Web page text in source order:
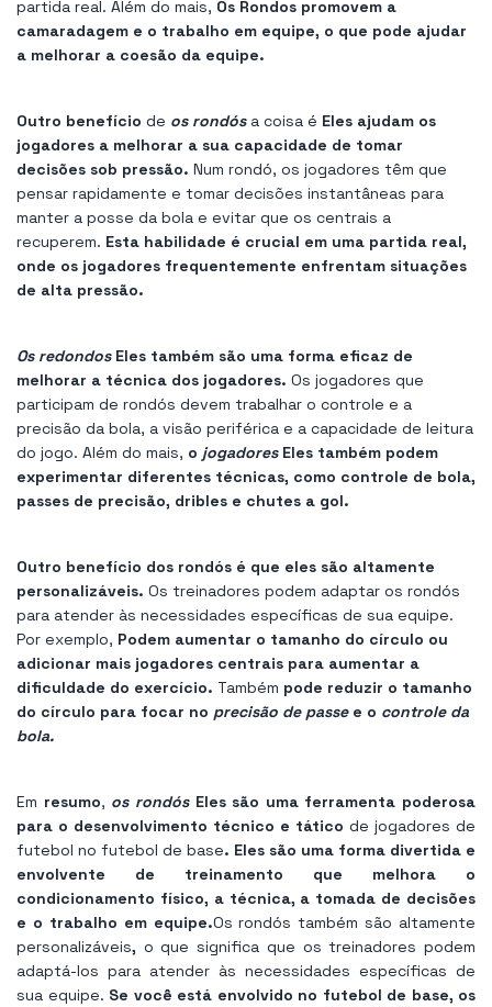
partida real. Além do mais, Os Rondos promovem a
camaradagem e o trabalho em equipe, o que pode ajudar
a melhorar a coesão da equipe.
Outro benefício de os rondósa coisa é Eles ajudam os
jogadores a melhorar a sua capacidade de tomar
decisões sob pressão. Num rondó, os jogadores têm que
pensar rapidamente e tomar decisões instantâneas para
manter a posse da bola e evitar que os centrais a
recuperem. Esta habilidade é crucial em uma partida real,
onde os jogadores frequentemente enfrentam situações
de alta pressão.
Os redondosEles também são uma forma eficaz de
melhorar a técnica dos jogadores. Os jogadores que
participam de rondós devem trabalhar o controle e a
precisão da bola, a visão periférica e a capacidade de leitura
do jogo. Além do mais, o jogadoresEles também podem
experimentar diferentes técnicas, como controle de bola,
passes de precisão, dribles e chutes a gol.
Outro benefício dos rondós é que eles são altamente
personalizáveis. Os treinadores podem adaptar os rondós
para atender às necessidades específicas de sua equipe.
Por exemplo, Podem aumentar o tamanho do círculo ou
adicionar mais jogadores centrais para aumentar a
dificuldade do exercício. Também pode reduzir o tamanho
do círculo para focar no precisão de passee o controle da
bola.
Em resumo, os rondós Eles são uma ferramenta poderosa
para o desenvolvimento técnico e tático de jogadores de
futebol no futebol de base. Eles são uma forma divertida e
envolvente de treinamento que melhora o
condicionamento físico, a técnica, a tomada de decisões
e o trabalho em equipe.Os rondós também são altamente
personalizáveis, o que significa que os treinadores podem
adaptá-los para atender às necessidades específicas de
sua equipe. Se você está envolvido no futebol de base, os